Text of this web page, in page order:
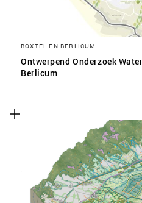
BOXTEL EN BERLICUM
Ontwerpend Onderzoek
Berlicum